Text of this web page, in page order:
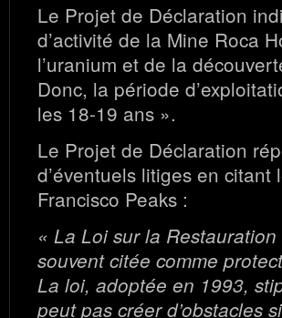
Le Projet de Déclaration
d’activité de la Mine Roca
l’uranium et de la
Donc, la période
les 18-19 ans ».
Le Projet de Déclaration
d’éventuels litiges en
Francisco Peaks :
« La Loi sur la
souvent citée comme
La loi, adoptée en 1993,
peut pas créer d’obstacles